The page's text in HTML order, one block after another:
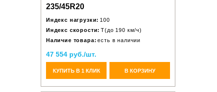
235/45R20
Индекс нагрузки: 100
Индекс скорости: T(до 190 км/ч)
Наличие товара: есть в наличии
47 554 руб./шт.
КУПИТЬ В 1 КЛИК В КОРЗИНУ